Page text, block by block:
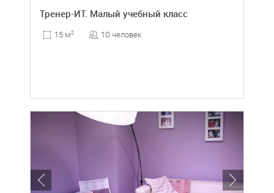
Тренер-ИТ. Малый учебный класс
15 м2 10 человек